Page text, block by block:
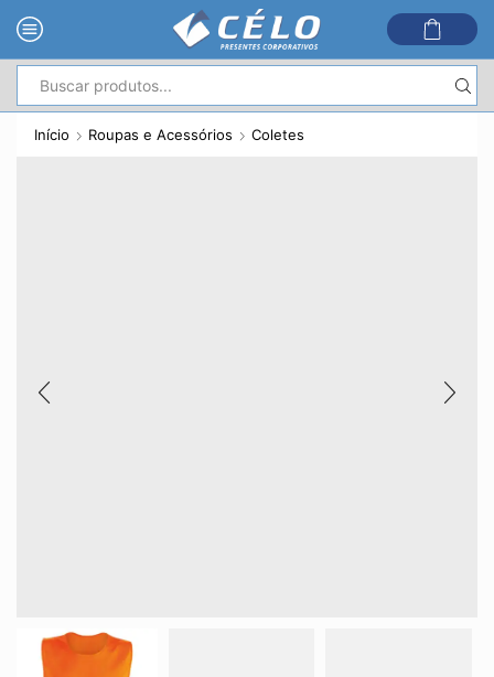
de
pesquisa
Início Roupas e Acessórios Coletes